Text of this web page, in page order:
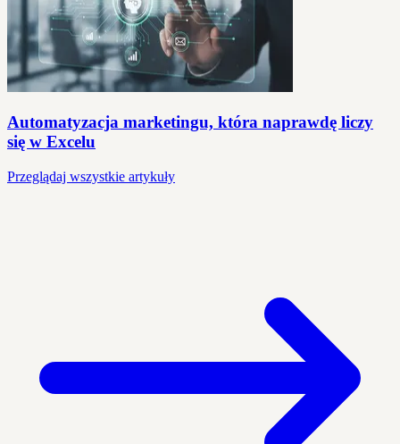
Automatyzacja marketingu, która naprawdę liczy
się w Excelu
Przeglądaj wszystkie artykuły